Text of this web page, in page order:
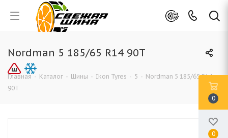
Nordman 5 185/65 R14 90T
Главная - Каталог - Шины - Ikon Tyres - 5 - Nordman 5 185/65 R14
90T
0
0